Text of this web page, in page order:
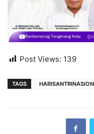
Post Views: 139
TAGS